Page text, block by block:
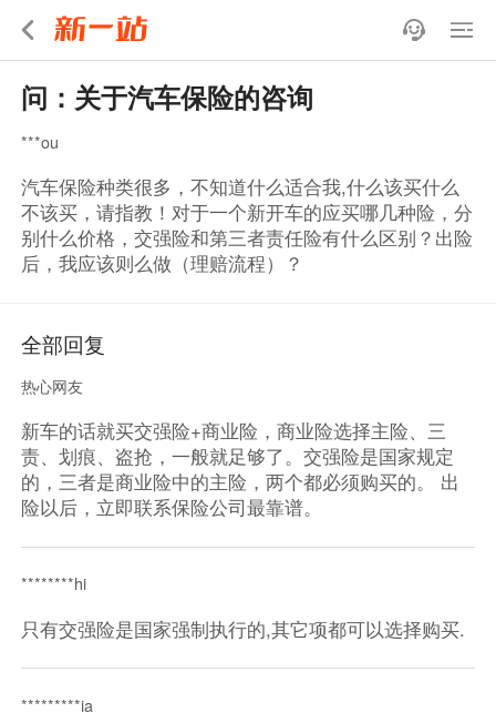
问：关于汽车保险的咨询
***ou
汽车保险种类很多，不知道什么适合我,什么该买什么
不该买，请指教！对于一个新开车的应买哪几种险，分
别什么价格，交强险和第三者责任险有什么区别？出险
后，我应该则么做（理赔流程）？
全部回复
热心网友
新车的话就买交强险+商业险，商业险选择主险、三
责、划痕、盗抢，一般就足够了。交强险是国家规定
的，三者是商业险中的主险，两个都必须购买的。 出
险以后，立即联系保险公司最靠谱。
********hi
只有交强险是国家强制执行的,其它项都可以选择购买.
*********ia